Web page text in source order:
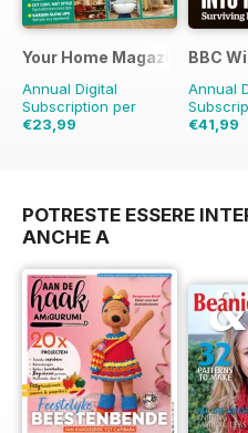
Your Home Magazine
Annual Digital
Subscription per
€23,99
BBC
Annual
€41,99
POTRESTE ESSERE
ANCHE A